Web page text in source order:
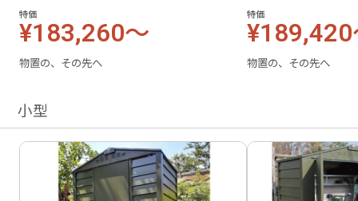
特価
¥183,260～
物置の、その先へ
特価
物置の、その先へ
小型